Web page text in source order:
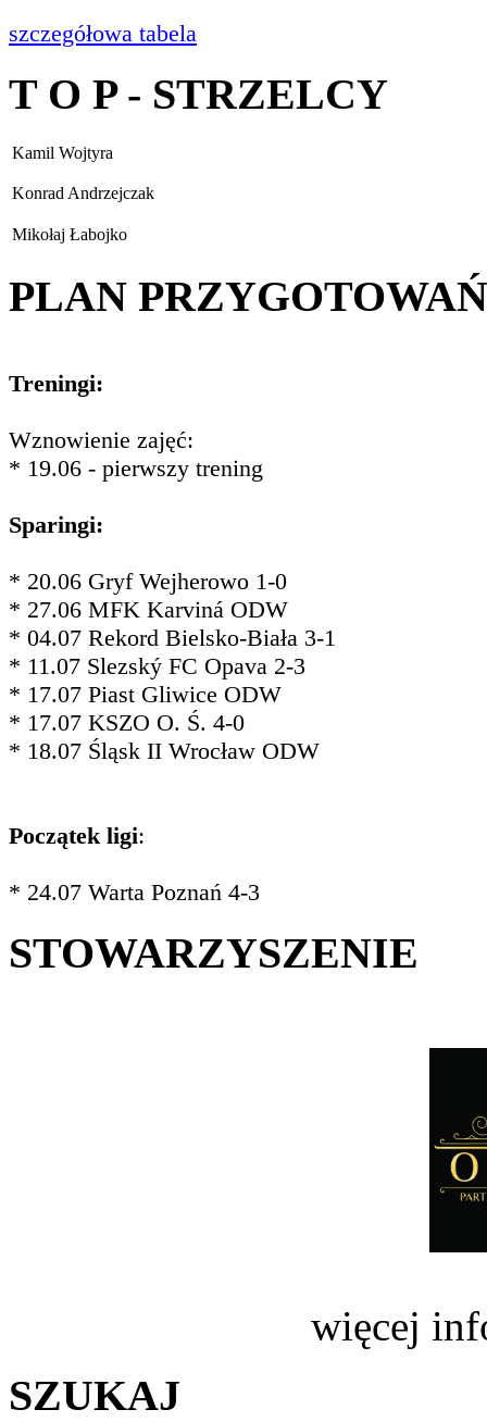
szczegółowa tabela
T O P - STRZELCY
Kamil Wojtyra
Konrad Andrzejczak
Mikołaj Łabojko
PLAN PRZYGOTOWAŃ
Treningi:
Wznowienie zajęć:
* 19.06 - pierwszy trening
Sparingi:
* 20.06 Gryf Wejherowo 1-0
* 27.06 MFK Karviná ODW
* 04.07 Rekord Bielsko-Biała 3-1
* 11.07 Slezský FC Opava 2-3
* 17.07 Piast Gliwice ODW
* 17.07 KSZO O. Ś. 4-0
* 18.07 Śląsk II Wrocław ODW
Początek ligi:
* 24.07 Warta Poznań 4-3
STOWARZYSZENIE
więcej
SZUKAJ